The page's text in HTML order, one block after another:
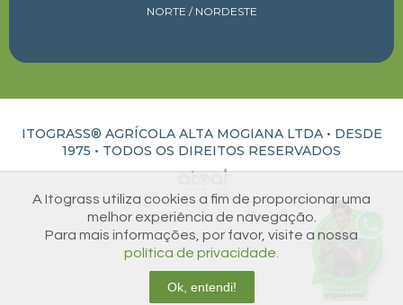
NORTE / NORDESTE
ITOGRASS® AGRÍCOLA ALTA MOGIANA LTDA • DESDE
1975 • TODOS OS DIREITOS RESERVADOS
A Itograss utiliza cookies a fim de proporcionar uma
melhor experiência de navegação.
Para mais informações, por favor, visite a nossa
política de privacidade.
Ok, entendi!